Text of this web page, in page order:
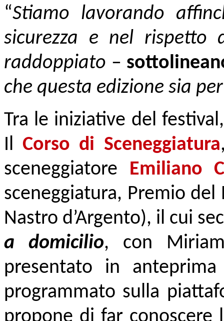
“Stiamo lavorando
sicurezza e nel rispetto
raddoppiato –
che questa edizione sia
Tra le iniziative del
IlCorso di Sceneggiatura
sceneggiatore Emiliano
sceneggiatura, Premio del
Nastro d’Argento), il cui
a domicilio, con
presentato in
programmato sulla
propone di far conoscere